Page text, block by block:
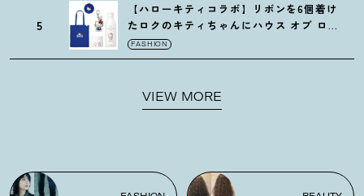
5
【ハローキティコラボ】リボンを6個着け
たロクのキティちゃんにハウス オブ ロー
ゼの限定パケも
FASHION
VIEW MORE